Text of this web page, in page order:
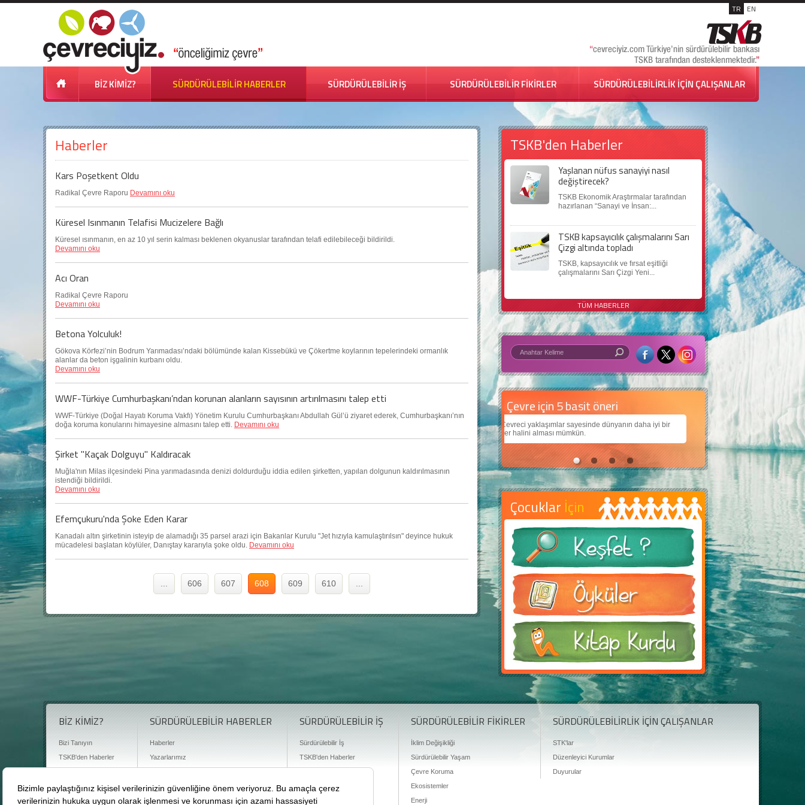
TR EN
BİZ KİMİZ? SÜRDÜRÜLEBİLİR HABERLER SÜRDÜRÜLEBİLİR İŞ SÜRDÜRÜLEBİLİR FİKİRLER SÜRDÜRÜLEBİLİRLİK İÇİN ÇALIŞANLAR
Haberler
Kars Poşetkent Oldu
Radikal Çevre Raporu Devamını oku
Küresel Isınmanın Telafisi Mucizelere Bağlı
Küresel ısınmanın, en az 10 yıl serin kalması beklenen okyanuslar tarafından telafi edilebileceği bildirildi.
Devamını oku
Acı Oran
Radikal Çevre Raporu
Devamını oku
Betona Yolculuk!
Gökova Körfezi’nin Bodrum Yarımadası’ndaki bölümünde kalan Kissebükü ve Çökertme koylarının tepelerindeki ormanlık
alanlar da beton işgalinin kurbanı oldu.
Devamını oku
WWF-Türkiye Cumhurbaşkanı’ndan korunan alanların sayısının artırılmasını talep etti
WWF-Türkiye (Doğal Hayatı Koruma Vakfı) Yönetim Kurulu Cumhurbaşkanı Abdullah Gül’ü ziyaret ederek, Cumhurbaşkanı’nın
doğa koruma konularını himayesine almasını talep etti. Devamını oku
Şirket "Kaçak Dolguyu" Kaldıracak
Muğla'nın Milas ilçesindeki Pina yarımadasında denizi doldurduğu iddia edilen şirketten, yapılan dolgunun kaldırılmasının
istendiği bildirildi.
Devamını oku
Efemçukuru'nda Şoke Eden Karar
Kanadalı altın şirketinin isteyip de alamadığı 35 parsel arazi için Bakanlar Kurulu "Jet hızıyla kamulaştırılsın" deyince hukuk
mücadelesi başlatan köylüler, Danıştay kararıyla şoke oldu. Devamını oku
606 607 608 609 610
TSKB'den Haberler
Yaşlanan nüfus sanayiyi nasıl
değiştirecek?
TSKB Ekonomik Araştırmalar tarafından
hazırlanan “Sanayi ve İnsan:...
TSKB kapsayıcılık çalışmalarını Sarı
Çizgi altında topladı
TSKB, kapsayıcılık ve fırsat eşitliği
çalışmalarını Sarı Çizgi Yeni...
TÜM HABERLER
Çevre için 5 basit öneri
sayesinde dünyanın daha iyi bir
Daha iyi bir dünya için yapay zekâ
Çocuklarımıza daha güzel bir dünya bırakabilmek için
teknolojiden nasıl yararlanırız?
Çocuklar İçin
BİZ KİMİZ?
Bizi Tanıyın
TSKB'den Haberler
Basın Odası
Bize Ulaşın
SÜRDÜRÜLEBİLİR HABERLER
Haberler
Yazarlarımız
Sürdürülebilirlik Kütüphanesi
Karbon Sayacı
SÜRDÜRÜLEBİLİR İŞ
Sürdürülebilir İş
TSKB'den Haberler
SÜRDÜRÜLEBİLİR FİKİRLER
İklim Değişikliği
Sürdürülebilir Yaşam
Çevre Koruma
Ekosistemler
Enerji
SÜRDÜRÜLEBİLİRLİK İÇİN ÇALIŞANLAR
STK'lar
Düzenleyici Kurumlar
Duyurular